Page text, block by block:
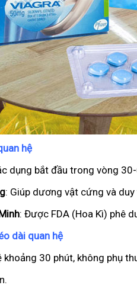
hệ
dụng bắt đầu trong vòng
: Giúp dương vật cứng và
: Được FDA (Hoa Kì) phê
dài quan hệ
30 phút, không phụ